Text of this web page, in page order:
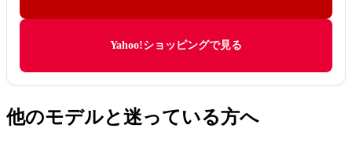
Yahoo!ショッピングで見る
他のモデルと迷っている方へ